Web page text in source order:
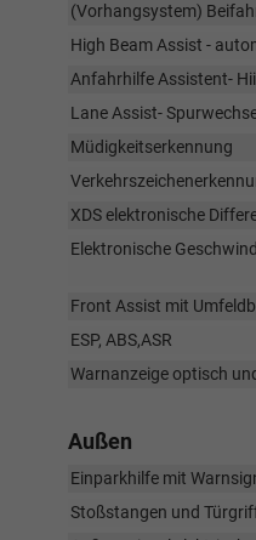
(Vorhangsystem)
High Beam Assist -
Anfahrhilfe Assistent-
Lane Assist-
Müdigkeitserkennung
XDS elektronische
Elektronische
Front Assist mit
ESP, ABS,ASR
Warnanzeige optisch
Außen
Einparkhilfe mit
Stoßstangen und